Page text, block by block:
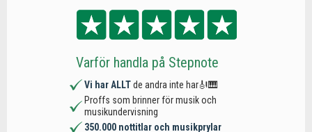
Varför handla på Stepnote
Vi har ALLTde andra inte har🎻🎹
Proffs som brinner för musik och
musikundervisning
350.000 nottitlar och musikprylar